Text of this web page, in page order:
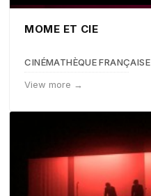
MOME ET CIE
CINÉMATHÈQUE FRANÇAISE
View more →